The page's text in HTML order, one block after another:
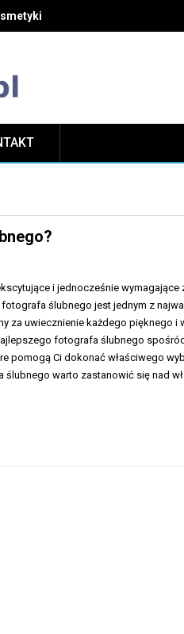
i unikać najczęstszych
i jednocześnie wymagające
ślubnego jest jednym z
za uwiecznienie każdego pięknego
fotografa ślubnego
pomogą Ci dokonać właściwego
warto zastanowić się nad